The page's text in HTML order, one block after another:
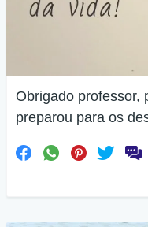
Obrigado professor,
preparou para os